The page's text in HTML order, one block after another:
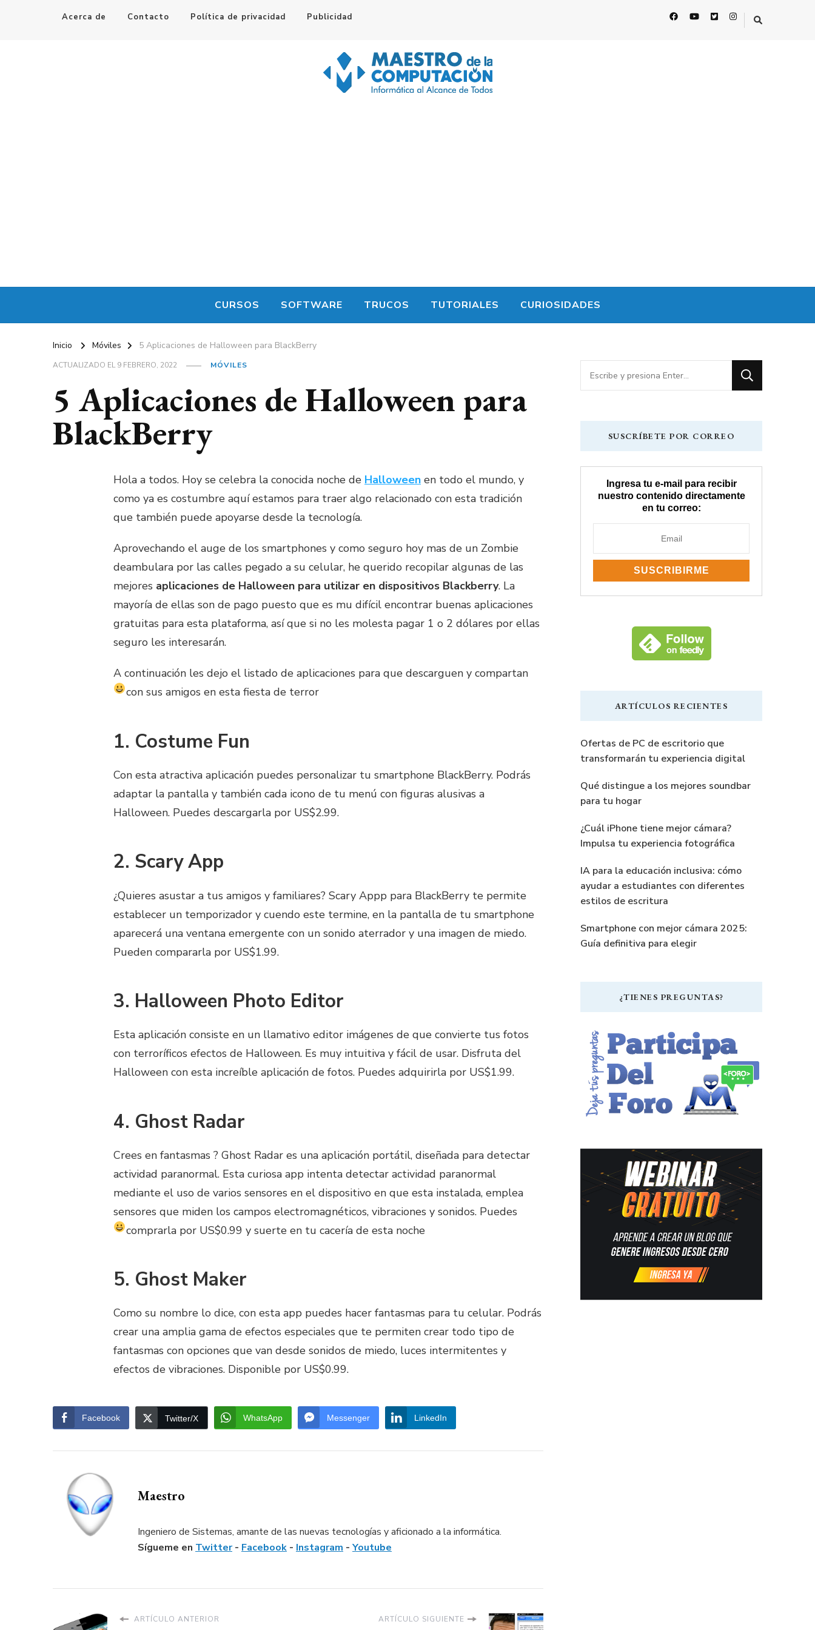
Acerca de Contacto Política de privacidad Publicidad
CURSOS SOFTWARE TRUCOS TUTORIALES CURIOSIDADES
Inicio Móviles 5 Aplicaciones de Halloween para BlackBerry
ACTUALIZADO EL9 FEBRERO, 2022 MÓVILES
5 Aplicaciones de Halloween para
BlackBerry
Hola a todos. Hoy se celebra la conocida noche de Halloween en todo el mundo, y
como ya es costumbre aquí estamos para traer algo relacionado con esta tradición
que también puede apoyarse desde la tecnología.
Aprovechando el auge de los smartphones y como seguro hoy mas de un Zombie
deambulara por las calles pegado a su celular, he querido recopilar algunas de las
mejores aplicaciones de Halloween para utilizar en dispositivos Blackberry. La
mayoría de ellas son de pago puesto que es mu difícil encontrar buenas aplicaciones
gratuitas para esta plataforma, así que si no les molesta pagar 1 o 2 dólares por ellas
seguro les interesarán.
A continuación les dejo el listado de aplicaciones para que descarguen y compartan
con sus amigos en esta fiesta de terror
1. Costume Fun
Con esta atractiva aplicación puedes personalizar tu smartphone BlackBerry. Podrás
adaptar la pantalla y también cada icono de tu menú con figuras alusivas a
Halloween. Puedes descargarla por US$2.99.
2. Scary App
¿Quieres asustar a tus amigos y familiares? Scary Appp para BlackBerry te permite
establecer un temporizador y cuendo este termine, en la pantalla de tu smartphone
aparecerá una ventana emergente con un sonido aterrador y una imagen de miedo.
Pueden compararla por US$1.99.
3. Halloween Photo Editor
Esta aplicación consiste en un llamativo editor imágenes de que convierte tus fotos
con terroríficos efectos de Halloween. Es muy intuitiva y fácil de usar. Disfruta del
Halloween con esta increíble aplicación de fotos. Puedes adquirirla por US$1.99.
4. Ghost Radar
Crees en fantasmas ? Ghost Radar es una aplicación portátil, diseñada para detectar
actividad paranormal. Esta curiosa app intenta detectar actividad paranormal
mediante el uso de varios sensores en el dispositivo en que esta instalada, emplea
sensores que miden los campos electromagnéticos, vibraciones y sonidos. Puedes
comprarla por US$0.99 y suerte en tu cacería de esta noche
5. Ghost Maker
Como su nombre lo dice, con esta app puedes hacer fantasmas para tu celular. Podrás
crear una amplia gama de efectos especiales que te permiten crear todo tipo de
fantasmas con opciones que van desde sonidos de miedo, luces intermitentes y
efectos de vibraciones. Disponible por US$0.99.
Facebook Twitter/X WhatsApp Messenger LinkedIn
Maestro
Ingeniero de Sistemas, amante de las nuevas tecnologías y aficionado a la informática.
Sígueme en Twitter- Facebook - Instagram - Youtube
ARTÍCULO ANTERIOR ARTÍCULO SIGUIENTE
¿Buscas
algo?
SUSCRÍBETE POR CORREO
Ingresa tu e-mail para recibir
nuestro contenido directamente
en tu correo:
ARTÍCULOS RECIENTES
Ofertas de PC de escritorio que
transformarán tu experiencia digital
Qué distingue a los mejores soundbar
para tu hogar
¿Cuál iPhone tiene mejor cámara?
Impulsa tu experiencia fotográfica
IA para la educación inclusiva: cómo
ayudar a estudiantes con diferentes
estilos de escritura
Smartphone con mejor cámara 2025:
Guía definitiva para elegir
¿TIENES PREGUNTAS?